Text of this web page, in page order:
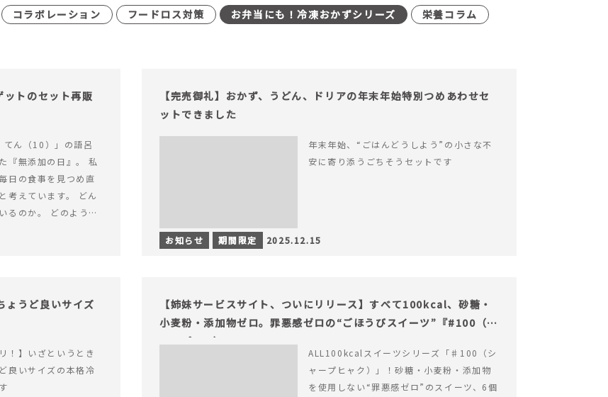
コラボレーション フードロス対策 お弁当にも！冷凍おかずシリーズ
栄養コラム
ットのセット再販
ん（10）」の語呂
『無添加の日』。 私
日の食事を見つめ直
考えています。 どん
るのか。 どのように
&hellip; 続きを読む
）限定】から揚げ
【完売御礼】おかず、うどん、ドリアの年末年始特別つめあわせセ
ットできました
年末年始、“ごはんどうしよう”の小さな不
安に寄り添うごちそうセットです
お知らせ 期間限定 2025.12.15
ょうど良いサイズ
！】いざというとき
良いサイズの本格冷
【姉妹サービスサイト、ついにリリース】すべて100kcal、砂糖・
小麦粉・添加物ゼロ。罪悪感ゼロの“ごほうびスイーツ”『#100（シ
ャープ100）』
ALL100kcalスイーツシリーズ「♯100（シ
ャープヒャク）」！砂糖・小麦粉・添加物
を使用しない“罪悪感ゼロ”のスイーツ、6個